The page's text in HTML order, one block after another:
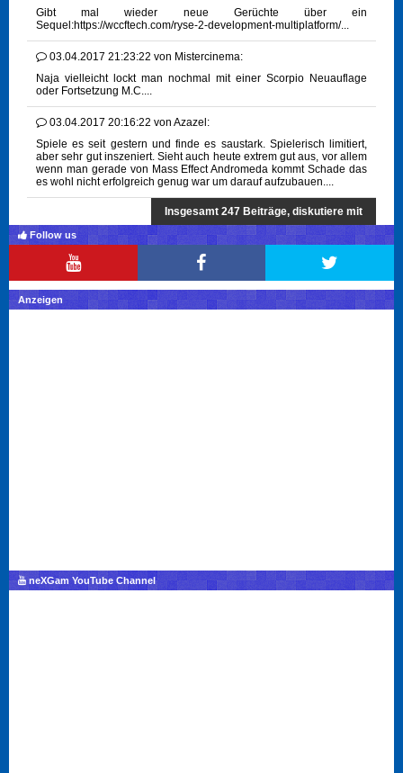
Gibt mal wieder neue Gerüchte über ein
Sequel:https://wccftech.com/ryse-2-development-multiplatform/...
03.04.2017 21:23:22 von Mistercinema:
Naja vielleicht lockt man nochmal mit einer Scorpio Neuauflage
oder Fortsetzung M.C....
03.04.2017 20:16:22 von Azazel:
Spiele es seit gestern und finde es saustark. Spielerisch limitiert,
aber sehr gut inszeniert. Sieht auch heute extrem gut aus, vor allem
wenn man gerade von Mass Effect Andromeda kommt Schade das
es wohl nicht erfolgreich genug war um darauf aufzubauen....
Insgesamt 247 Beiträge, diskutiere mit
Follow us
Anzeigen
neXGam YouTube Channel